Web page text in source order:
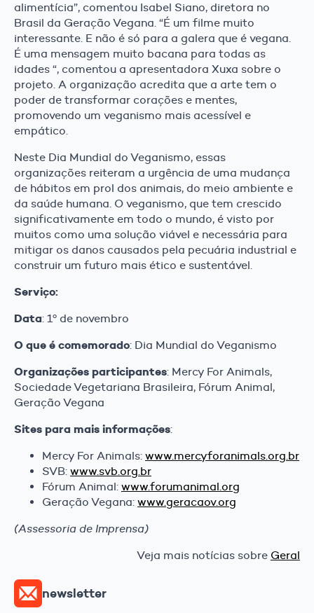
alimentícia”, comentou Isabel Siano, diretora no
Brasil da Geração Vegana. “É um filme muito
interessante. E não é só para a galera que é vegana.
É uma mensagem muito bacana para todas as
idades “, comentou a apresentadora Xuxa sobre o
projeto. A organização acredita que a arte tem o
poder de transformar corações e mentes,
promovendo um veganismo mais acessível e
empático.
Neste Dia Mundial do Veganismo, essas
organizações reiteram a urgência de uma mudança
de hábitos em prol dos animais, do meio ambiente e
da saúde humana. O veganismo, que tem crescido
significativamente em todo o mundo, é visto por
muitos como uma solução viável e necessária para
mitigar os danos causados pela pecuária industrial e
construir um futuro mais ético e sustentável.
Serviço:
Data: 1º de novembro
O que é comemorado: Dia Mundial do Veganismo
Organizações participantes: Mercy For Animals,
Sociedade Vegetariana Brasileira, Fórum Animal,
Geração Vegana
Sites para mais informações:
Mercy For Animals: www.mercyforanimals.org.br
SVB: www.svb.org.br
Fórum Animal: www.forumanimal.org
Geração Vegana: www.geracaov.org
(Assessoria de Imprensa)
Veja mais notícias sobre Geral
newsletter